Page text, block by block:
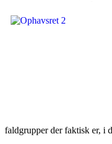
faldgrupper der faktisk er, i